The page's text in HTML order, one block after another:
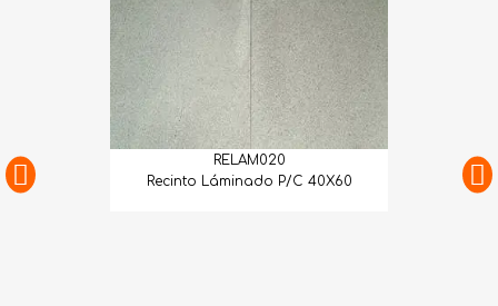
RELAM020
Recinto Láminado P/C 40X60